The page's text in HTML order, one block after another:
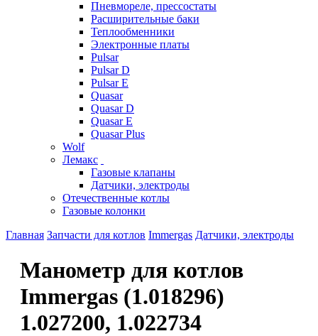
Пневмореле, прессостаты
Расширительные баки
Теплообменники
Электронные платы
Pulsar
Pulsar D
Pulsar E
Quasar
Quasar D
Quasar E
Quasar Plus
Wolf
Лемакс
Газовые клапаны
Датчики, электроды
Отечественные котлы
Газовые колонки
Главная Запчасти для котлов Immergas Датчики, электроды
Манометр для котлов
Immergas (1.018296)
1.027200, 1.022734